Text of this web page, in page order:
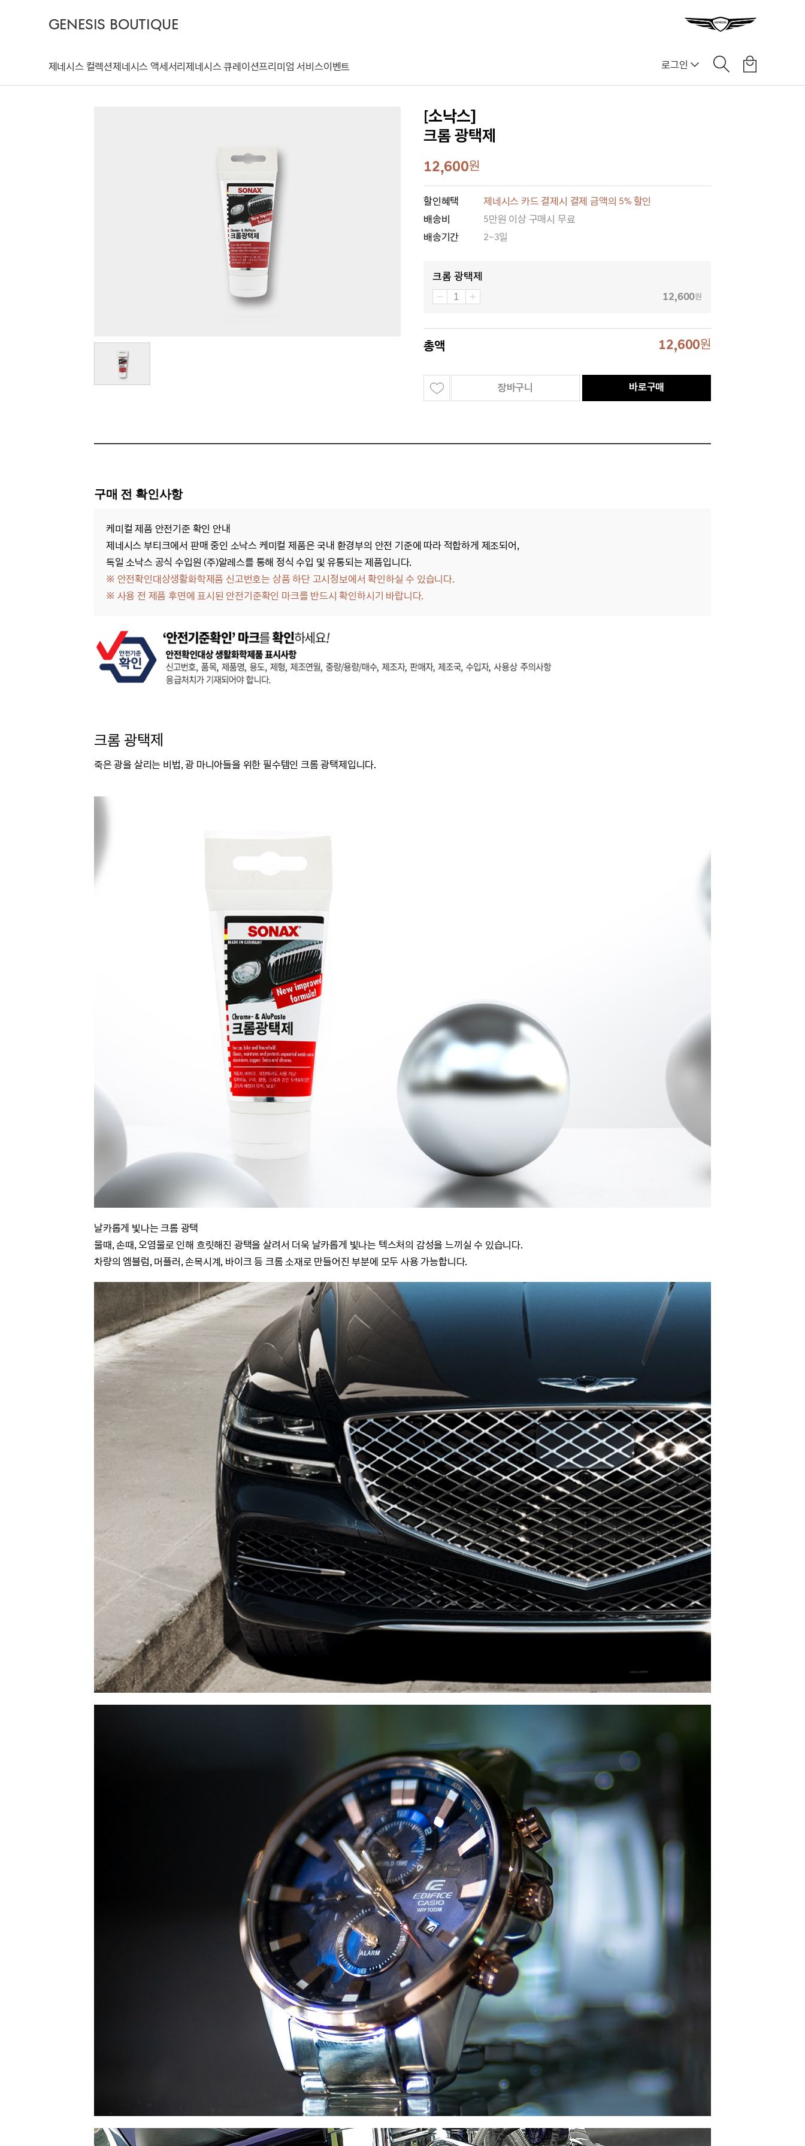
GENESIS BOUTIQUE
제네시스 컬렉션제네시스 액세서리제네시스 큐레이션프리미엄 서비스이벤트 로그인
[소낙스]
크롬 광택제
12,600원
할인혜택
제네시스 카드 결제시 결제 금액의 5% 할인
배송비
5만원 이상 구매시 무료
배송기간
2~3일
크롬 광택제
12,600원
총액 12,600원
장바구니 바로구매
구매 전 확인사항
케미컬 제품 안전기준 확인 안내
제네시스 부티크에서 판매 중인 소낙스 케미컬 제품은 국내 환경부의 안전 기준에 따라 적합하게 제조되어,
독일 소낙스 공식 수입원 (주)알레스를 통해 정식 수입 및 유통되는 제품입니다.
※ 안전확인대상생활화학제품 신고번호는 상품 하단 고시정보에서 확인하실 수 있습니다.
※ 사용 전 제품 후면에 표시된 안전기준확인 마크를 반드시 확인하시기 바랍니다.
크롬 광택제
죽은 광을 살리는 비법,광 마니아들을 위한 필수템인 크롬 광택제입니다.
날카롭게 빛나는 크롬 광택
물때, 손때, 오염물로 인해 흐릿해진 광택을 살려서 더욱 날카롭게 빛나는 텍스처의 감성을 느끼실 수 있습니다.
차량의 엠블럼, 머플러, 손목시계, 바이크 등 크롬 소재로 만들어진 부분에 모두 사용 가능합니다.